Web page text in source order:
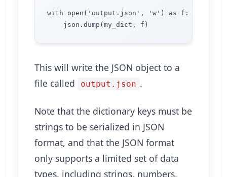
with open('output.json', 'w') as f:
This will write the JSON object to a
file called
output.json .
Note that the dictionary keys must be
strings to be serialized in JSON
format, and that the JSON format
only supports a limited set of data
types, including strings, numbers,